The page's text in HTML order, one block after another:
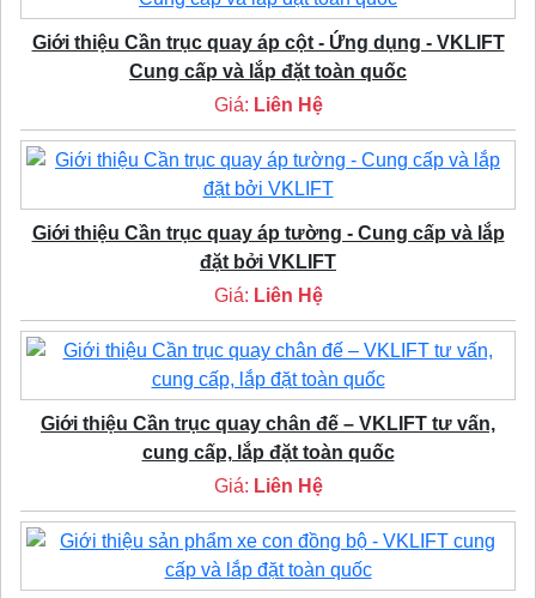
Giới thiệu Cần trục quay áp cột - Ứng dụng - VKLIFT
Cung cấp và lắp đặt toàn quốc
Giá: Liên Hệ
Giới thiệu Cần trục quay áp tường - Cung cấp và lắp
đặt bởi VKLIFT
Giá: Liên Hệ
Giới thiệu Cần trục quay chân đế – VKLIFT tư vấn,
cung cấp, lắp đặt toàn quốc
Giá: Liên Hệ